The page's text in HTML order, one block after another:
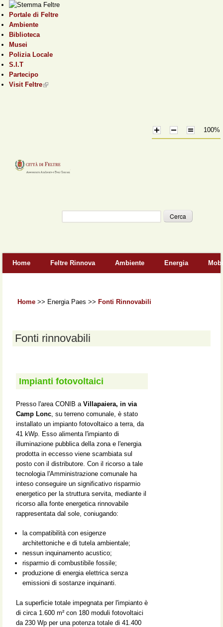
Portale di Feltre
Ambiente
Biblioteca
Musei
Polizia Locale
S.I.T
Partecipo
Visit Feltre(link is external)
100%
Home Feltre Rinnova Ambiente Energia
Home >> Energia Paes >> Fonti Rinnovabili
Fonti rinnovabili
Impianti fotovoltaici
Presso l'area CONIB aVillapaiera, in via
Camp Lonc, su terreno comunale, è stato
installato un impianto fotovoltaico a terra, da
41 kWp. Esso alimenta l'impianto di
illuminazione pubblica della zona e l'energia
prodotta in eccesso viene scambiata sul
posto con il distributore. Con il ricorso a tale
tecnologia l'Amministrazione comunale ha
inteso conseguire un significativo risparmio
energetico per la struttura servita, mediante il
ricorso alla fonte energetica rinnovabile
rappresentata dal sole, coniugando:
la compatibilità con esigenze
architettoniche e di tutela ambientale;
nessun inquinamento acustico;
risparmio di combustibile fossile;
produzione di energia elettrica senza
emissioni di sostanze inquinanti.
La superficie totale impegnata per l'impianto è
di circa 1.600 m² con 180 moduli fotovoltaici
da 230 Wp per una potenza totale di 41.400